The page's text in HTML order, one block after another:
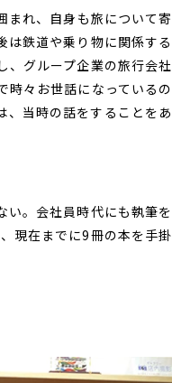
れ、自身も旅について寄
は鉄道や乗り物に関係する
、グループ企業の旅行会社
時々お世話になっているの
、当時の話をすることをあ
。会社員時代にも執筆を
現在までに9冊の本を手掛